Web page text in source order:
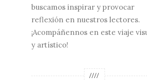
buscamos inspirar y provocar
reflexión en nuestros lectores.
¡Acompáñennos en este viaje
y artístico!
////